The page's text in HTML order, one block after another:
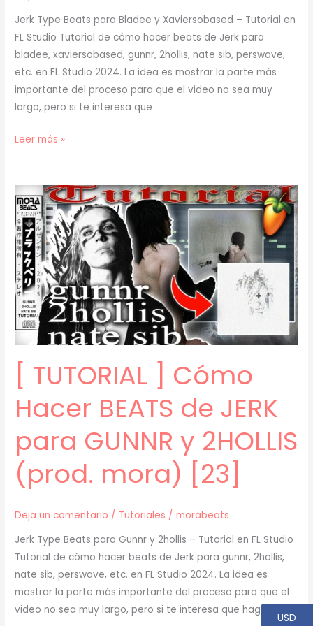
Jerk Type Beats para Bladee y Xaviersobased – Tutorial en
FL Studio Tutorial de cómo hacer beats de Jerk para
bladee, xaviersobased, gunnr, 2hollis, nate sib, perswave,
etc. en FL Studio 2024. La idea es mostrar la parte más
importante del proceso para que el video no sea muy
largo, pero si te interesa que
[
]
Cómo
Hacer
BEATS
de
JERK
para
BLADEE
y
XAVIERSOBASED
(prod.
mora)
Leer más »
[ TUTORIAL ] Cómo
Hacer BEATS de JERK
para GUNNR y 2HOLLIS
(prod. mora) [23]
Deja un comentario / Tutoriales /morabeats
Jerk Type Beats para Gunnr y 2hollis – Tutorial en FL Studio
Tutorial de cómo hacer beats de Jerk para gunnr, 2hollis,
nate sib, perswave, etc. en FL Studio 2024. La idea es
mostrar la parte más importante del proceso para que el
video no sea muy largo, pero si te interesa que haga uno
USD